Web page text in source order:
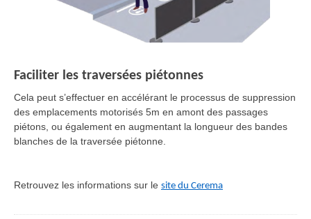
Faciliter les traversées piétonnes
Cela peut s’effectuer en accélérant le processus de suppression
des emplacements motorisés 5m en amont des passages
piétons, ou également en augmentant la longueur des bandes
blanches de la traversée piétonne.
Retrouvez les informations sur le site du Cerema